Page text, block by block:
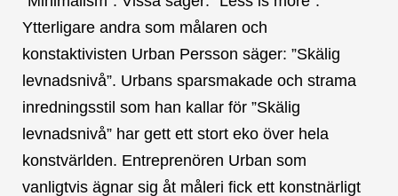
Ytterligare andra som målaren och
konstaktivisten Urban Persson säger: ”Skälig
levnadsnivå”. Urbans sparsmakade och strama
inredningsstil som han kallar för ”Skälig
levnadsnivå” har gett ett stort eko över hela
konstvärlden. Entreprenören Urban som
vanligtvis ägnar sig åt måleri fick ett konstnärligt